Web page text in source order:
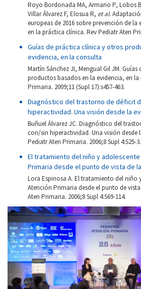
Royo Bordonada MA, Armario P, Lobos
Villar Álvarez F, Elosua R, et al.
europeas de 2016 sobre prevención de
en la práctica clínica. Rev Pediatr Aten
Guías de práctica clínica y otros
evidencia, en la consulta
Martín Sánchez JI, Mengual Gil JM.
productos basados en la evidencia, en la
Primaria. 2009;11 (Supl 17):s457-463.
Diagnóstico del trastorno de déficit
hiperactividad. Una visión desde la
Buñuel Álvarez JC. Diagnóstico del
con/sin hiperactividad. Una visión desde
Pediatr Aten Primaria. 2006;8 Supl 4:S25-3.
El tratamiento del niño y adolescente
Primaria desde el punto de vista de
Lora Espinosa A. El tratamiento del niño
Atención Primaria desde el punto de
Aten Primaria. 2006;8 Supl 4:S69-114.